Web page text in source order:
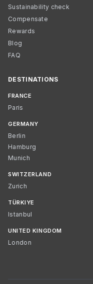
Sustainability check
Compensate
Rewards
Blog
FAQ
DESTINATIONS
FRANCE
Paris
GERMANY
Berlin
Hamburg
Munich
SWITZERLAND
Zurich
TÜRKIYE
Istanbul
UNITED KINGDOM
London